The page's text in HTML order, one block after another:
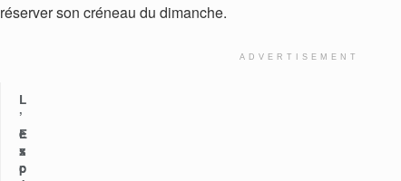
réserver son créneau du dimanche.
ADVERTISEMENT
L
’
e
x
p
E
s
c